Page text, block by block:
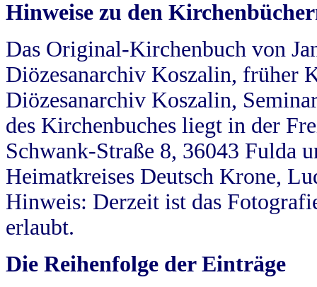
Hinweise zu den
Das Original-Kirchenbuch von
Diözesanarchiv Koszalin, früher
Diözesanarchiv Koszalin,
des Kirchenbuches liegt in der
Schwank-Straße 8, 36043 Fulda
Heimatkreises Deutsch Krone,
Hinweis: Derzeit ist das
erlaubt.
Die Reihenfolge der Einträge